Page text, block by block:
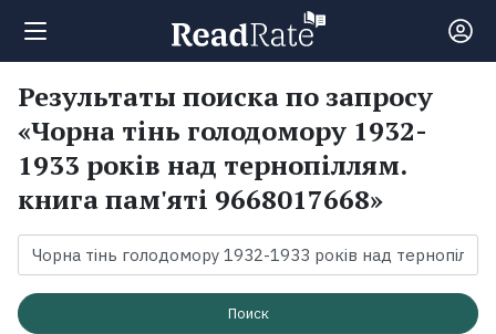
Поиск
Новости
Рейтинги
Книги
Результаты поиска по запросу
«Чорна тінь голодомору 1932-
1933 років над тернопіллям.
книга пам'яті 9668017668»
Поиск